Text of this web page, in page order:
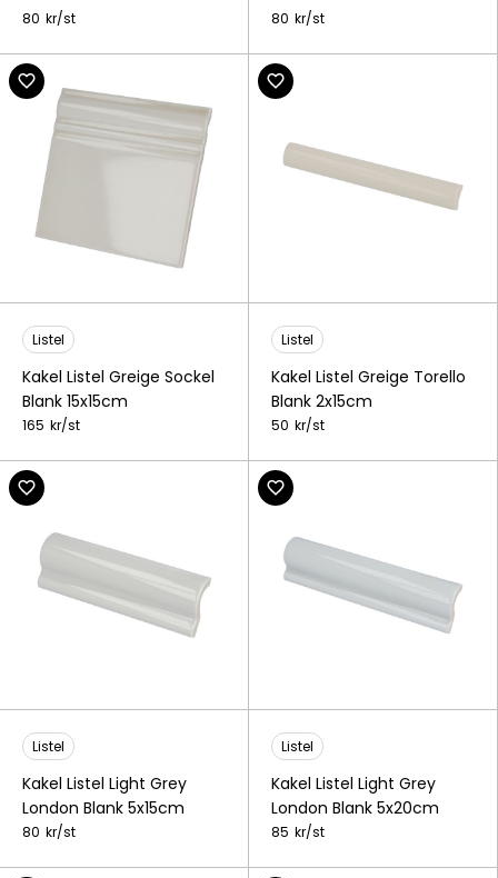
80 kr/st 80 kr/st
Listel
Kakel Listel Greige Sockel
Blank 15x15cm
165 kr/st
Listel
Kakel Listel Greige Torello
Blank 2x15cm
50 kr/st
Listel
Kakel Listel Light Grey
London Blank 5x15cm
80 kr/st
Listel
Kakel Listel Light Grey
London Blank 5x20cm
85 kr/st